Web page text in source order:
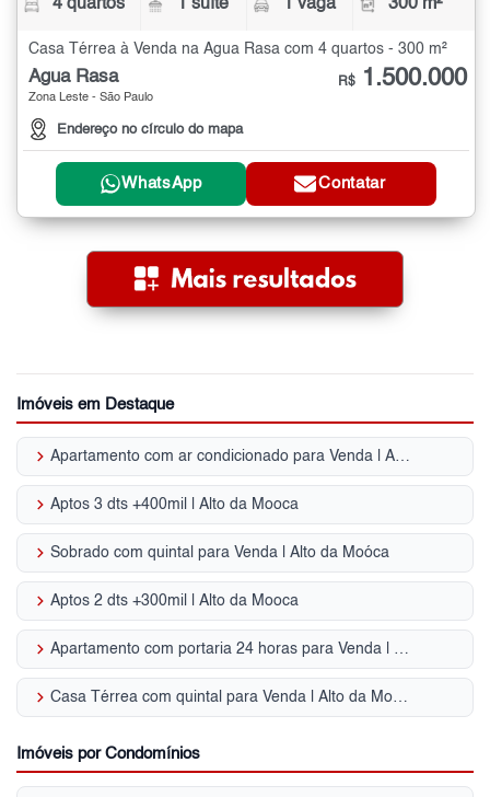
4 quartos 1 suíte 1 vaga 300 m²
Casa Térrea à Venda na Água Rasa com 4 quartos - 300 m²
Água Rasa
Zona Leste - São Paulo
Endereço no círculo do mapa
R$ 1.500.000
WhatsApp Contatar
Imóveis em Destaque
keyboard_arrow_right Apartamento com ar condicionado para Venda | Alto da Moóca
keyboard_arrow_right Aptos 3 dts +400mil | Alto da Mooca
keyboard_arrow_right Sobrado com quintal para Venda | Alto da Moóca
keyboard_arrow_right Aptos 2 dts +300mil | Alto da Mooca
keyboard_arrow_right Apartamento com portaria 24 horas para Venda | Alto da Moóca
keyboard_arrow_right Casa Térrea com quintal para Venda | Alto da Moóca
Imóveis por Condomínios